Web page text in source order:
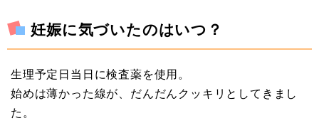
妊娠に気づいたのはいつ？
生理予定日当日に検査薬を使用。
始めは薄かった線が、だんだんクッキリとしてきまし
た。